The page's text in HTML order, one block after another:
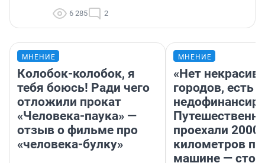
6 285 2
МНЕНИЕ
Колобок-колобок, я
тебя боюсь! Ради чего
отложили прокат
«Человека-паука» —
отзыв о фильме про
«человека-булку»
МНЕНИЕ
«Нет
городов, есть
проехали 2000
километров по
машине —